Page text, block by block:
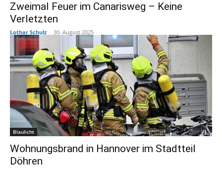
Zweimal Feuer im Canarisweg – Keine
Verletzten
Lothar Schulz - 30. August 2025
Blaulicht
Wohnungsbrand in Hannover im Stadtteil
Döhren